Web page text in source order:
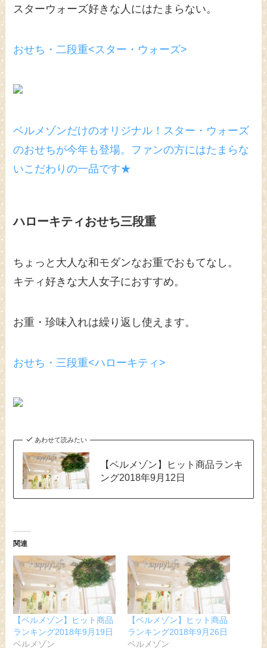
スターウォーズ好きな人にはたまらない。
おせち・二段重<スター・ウォーズ>
ベルメゾンだけのオリジナル！スター・ウォーズ
のおせちが今年も登場。ファンの方にはたまらな
いこだわりの一品です★
ハローキティおせち三段重
ちょっと大人な和モダンなお重でおもてなし。
キティ好きな大人女子におすすめ。
お重・珍味入れは繰り返し使えます。
おせち・三段重<ハローキティ>
あわせて読みたい
【ベルメゾン】ヒット商品ランキ
ング2018年9月12日
関連
【ベルメゾン】ヒット商品
ランキング2018年9月19日
ベルメゾン
【ベルメゾン】ヒット商品
ランキング2018年9月26日
ベルメゾン